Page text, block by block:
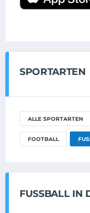
SPORTARTEN
ALLE SPORTARTEN
FOOTBALL
FUSSBALL IN